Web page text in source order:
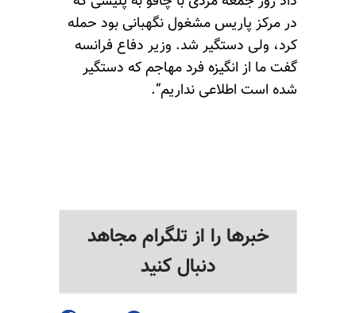
در مرکز پاریس مشغول نگهبانی بود حمله
کرد، ولی دستگیر شد. وزیر دفاع فرانسه
گفت ما از انگیزه فرد مهاجم که دستگیر
شده است اطلاعی نداریم“.
خبرها را از تلگرام مجاهد
دنبال کنید